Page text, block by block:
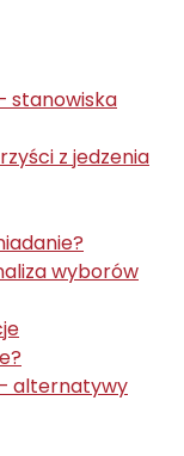
stanowiska
z jedzenia
wyborów
alternatywy